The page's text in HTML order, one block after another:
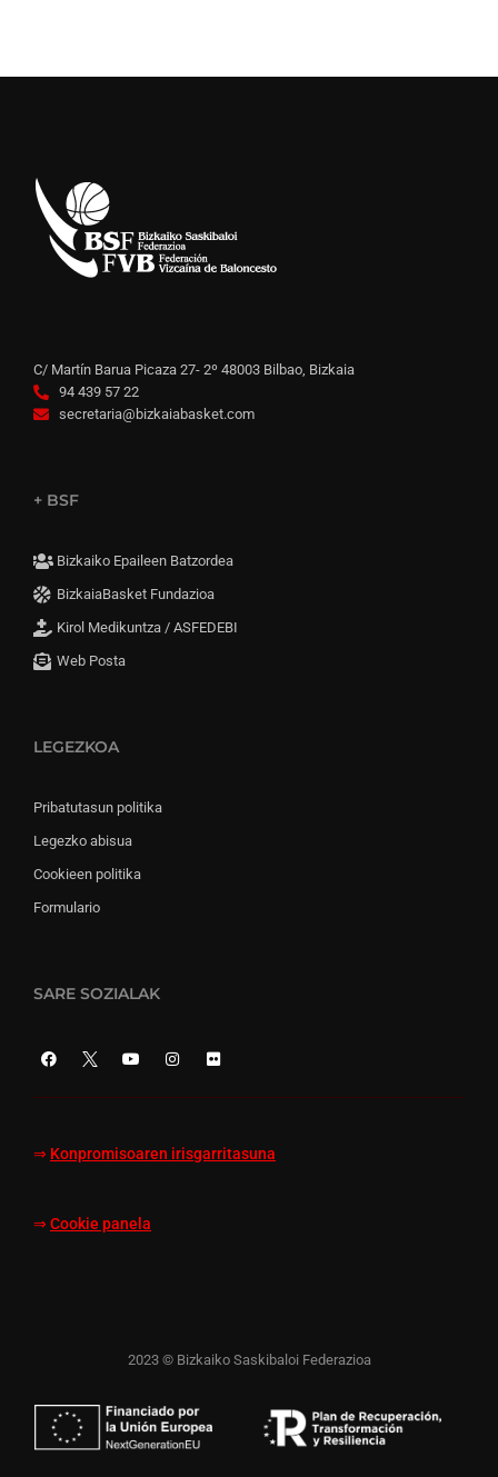
C/ Martín Barua Picaza 27- 2º 48003 Bilbao, Bizkaia
94 439 57 22
secretaria@bizkaiabasket.com
+ BSF
Bizkaiko Epaileen Batzordea
BizkaiaBasket Fundazioa
Kirol Medikuntza / ASFEDEBI
Web Posta
LEGEZKOA
Pribatutasun politika
Legezko abisua
Cookieen politika
Formulario
SARE SOZIALAK
⇒ Konpromisoaren irisgarritasuna
⇒ Cookie panela
2023 © Bizkaiko Saskibaloi Federazioa